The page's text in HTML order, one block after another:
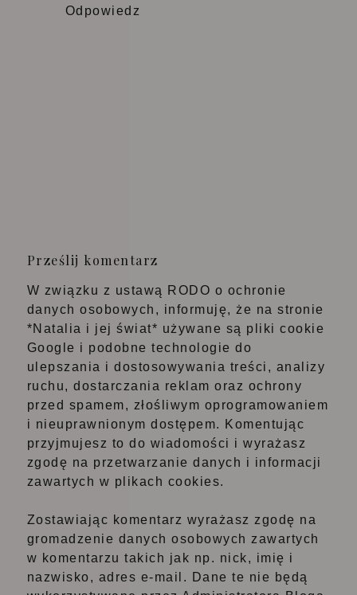
Odpowiedz
Prześlij komentarz
W związku z ustawą RODO o ochronie
danych osobowych, informuję, że na stronie
*Natalia i jej świat* używane są pliki cookie
Google i podobne technologie do
ulepszania i dostosowywania treści, analizy
ruchu, dostarczania reklam oraz ochrony
przed spamem, złośliwym oprogramowaniem
i nieuprawnionym dostępem. Komentując
przyjmujesz to do wiadomości i wyrażasz
zgodę na przetwarzanie danych i informacji
zawartych w plikach cookies.
Zostawiając komentarz wyrażasz zgodę na
gromadzenie danych osobowych zawartych
w komentarzu takich jak np. nick, imię i
nazwisko, adres e-mail. Dane te nie będą